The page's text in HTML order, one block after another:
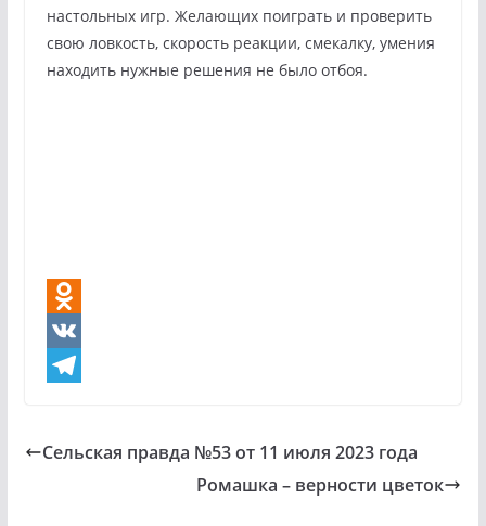
настольных игр. Желающих поиграть и проверить
свою ловкость, скорость реакции, смекалку, умения
находить нужные решения не было отбоя.
O
d
V
Сельская правда №53 от 11 июля 2023 года
Ромашка – верности цветок